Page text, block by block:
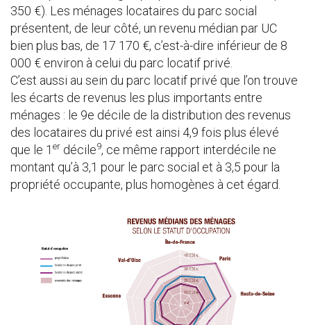
350 €). Les ménages locataires du parc social
présentent, de leur côté, un revenu médian par UC
bien plus bas, de 17 170 €, c’est-à-dire inférieur de 8
000 € environ à celui du parc locatif privé.
C’est aussi au sein du parc locatif privé que l’on trouve
les écarts de revenus les plus importants entre
ménages : le 9e décile de la distribution des revenus
des locataires du privé est ainsi 4,9 fois plus élevé
que le 1 er décile9, ce même rapport interdécile ne
montant qu’à 3,1 pour le parc social et à 3,5 pour la
propriété occupante, plus homogènes à cet égard.